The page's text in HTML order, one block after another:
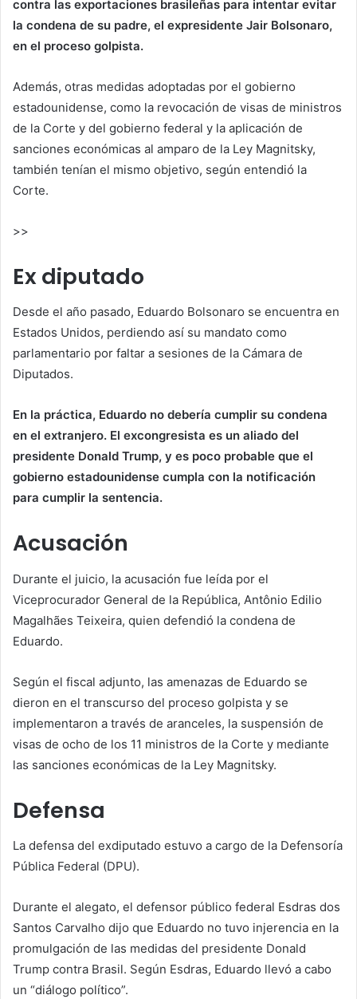
contra las exportaciones brasileñas para intentar evitar
la condena de su padre, el expresidente Jair Bolsonaro,
en el proceso golpista.
Además, otras medidas adoptadas por el gobierno
estadounidense, como la revocación de visas de ministros
de la Corte y del gobierno federal y la aplicación de
sanciones económicas al amparo de la Ley Magnitsky,
también tenían el mismo objetivo, según entendió la
Corte.
>>
Ex diputado
Desde el año pasado, Eduardo Bolsonaro se encuentra en
Estados Unidos, perdiendo así su mandato como
parlamentario por faltar a sesiones de la Cámara de
Diputados.
En la práctica, Eduardo no debería cumplir su condena
en el extranjero. El excongresista es un aliado del
presidente Donald Trump, y es poco probable que el
gobierno estadounidense cumpla con la notificación
para cumplir la sentencia.
Acusación
Durante el juicio, la acusación fue leída por el
Viceprocurador General de la República, Antônio Edilio
Magalhães Teixeira, quien defendió la condena de
Eduardo.
Según el fiscal adjunto, las amenazas de Eduardo se
dieron en el transcurso del proceso golpista y se
implementaron a través de aranceles, la suspensión de
visas de ocho de los 11 ministros de la Corte y mediante
las sanciones económicas de la Ley Magnitsky.
Defensa
La defensa del exdiputado estuvo a cargo de la Defensoría
Pública Federal (DPU).
Durante el alegato, el defensor público federal Esdras dos
Santos Carvalho dijo que Eduardo no tuvo injerencia en la
promulgación de las medidas del presidente Donald
Trump contra Brasil. Según Esdras, Eduardo llevó a cabo
un “diálogo político”.